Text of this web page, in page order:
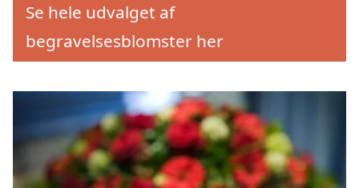
Se hele udvalget af
begravelsesblomster her